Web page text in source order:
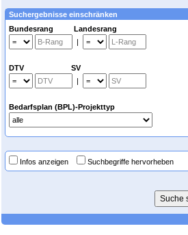
Suchergebnisse einschränken
Bundesrang Landesrang
|
DTV SV
|
Bedarfsplan (BPL)-Projekttyp
Infos anzeigen Suchbegriffe hervorheben